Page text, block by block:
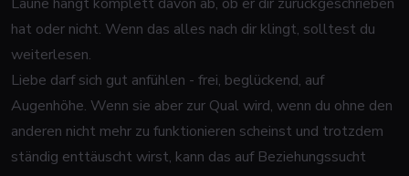
hat oder nicht. Wenn das alles nach dir klingt, solltest du
weiterlesen.
Liebe darf sich gut anfühlen - frei, beglückend, auf
Augenhöhe. Wenn sie aber zur Qual wird, wenn du ohne den
anderen nicht mehr zu funktionieren scheinst und trotzdem
ständig enttäuscht wirst, kann das auf Beziehungssucht